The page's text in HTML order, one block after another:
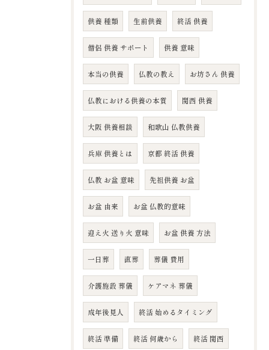
供養 種類 生前供養 終活 供養
僧侶 供養 サポート 供養 意味
本当の供養 仏教の教え お坊さん 供養
仏教における供養の本質 関西 供養
大阪 供養相談 和歌山 仏教供養
兵庫 供養とは 京都 終活 供養
仏教 お盆 意味 先祖供養 お盆
お盆 由来 お盆 仏教的意味
迎え火 送り火 意味 お盆 供養 方法
一日葬 直葬 葬儀 費用
介護施設 葬儀 ケアマネ 葬儀
成年後見人 終活 始めるタイミング
終活 準備 終活 何歳から 終活 関西